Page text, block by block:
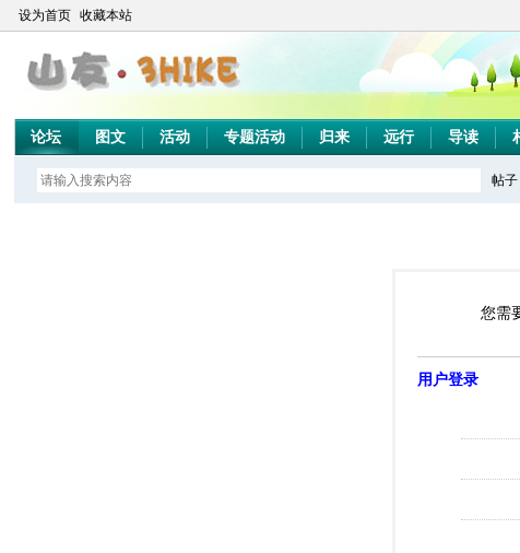
设为首页 收藏本站
论坛 图文 活动 专题活动 归来 远行 导读
帖子
您需
用户登录